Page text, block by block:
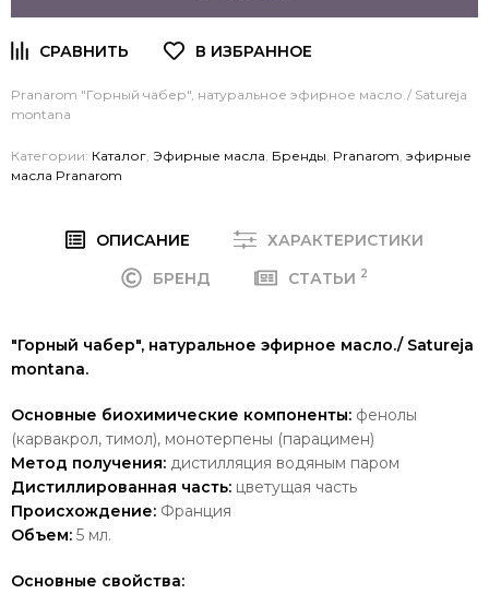
Pranarom "Горный чабер", натуральное эфирное масло./ Satureja
montana
Категории: Каталог Эфирные масла Бренды Pranarom эфирные
масла Pranarom
ОПИСАНИЕ
ХАРАКТЕРИСТИКИ
БРЕНД
СТАТЬИ 2
"Горный чабер", натуральное эфирное масло./ Satureja
montana.
Основные биохимические компоненты: фенолы
(карвакрол, тимол), монотерпены (парацимен)
Метод получения: дистилляция водяным паром
Дистиллированная часть: цветущая часть
Происхождение: Франция
Объем: 5 мл.
Основные свойства: